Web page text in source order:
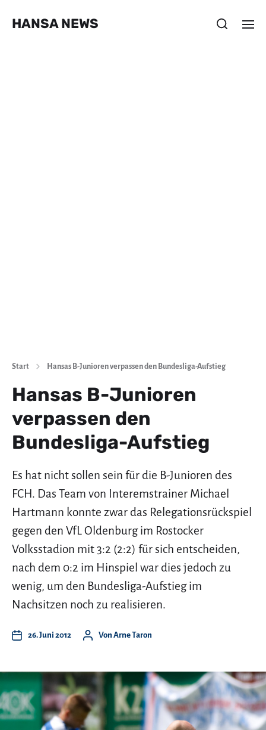
HANSA NEWS
Start Hansas B-Junioren verpassen den Bundesliga-Aufstieg
Hansas B-Junioren
verpassen den
Bundesliga-Aufstieg
Es hat nicht sollen sein für die B-Junioren des
FCH. Das Team von Interemstrainer Michael
Hartmann konnte zwar das Relegationsrückspiel
gegen den VfL Oldenburg im Rostocker
Volksstadion mit 3:2 (2:2) für sich entscheiden,
nach dem 0:2 im Hinspiel war dies jedoch zu
wenig, um den Bundesliga-Aufstieg im
Nachsitzen noch zu realisieren.
26. Juni 2012 Von Arne Taron